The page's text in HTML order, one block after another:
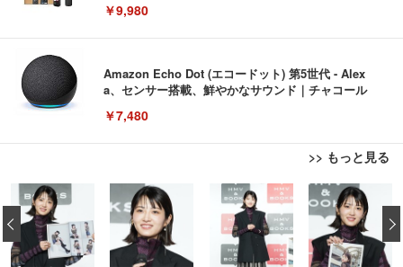
￥9,980
Amazon Echo Dot (エコードット) 第5世代 - Alex
a、センサー搭載、鮮やかなサウンド｜チャコール
￥7,480
>> もっと見る
[EdoErgo] オフィスチェア 椅子 テレワーク 疲れな
い 跳ね上げ式アームレスト コンパクト 約105度ロッ
キング pc 事務椅子 360度回転 座面昇降 強化ナイロ
ン樹脂ベース 通気性メッシュ 在宅ワーク H-WY01
(黒網+黒枠+黒足)
￥5,699
EIZO ビジネス向けプレミアムモニター | FlexScan
EV3240X-WT | 31.5型4K UHD・USB Type-C・ホワ
イト
￥105,595
Amazonベーシック ペットシーツ 薄型 レギュラー 1
回使い捨て 無香料 ホワイト 300枚
￥3,373
‹